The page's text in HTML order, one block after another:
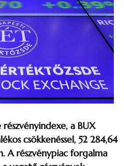
a BUX
csökkenéssel, 52 284,64
A részvénypiac forgalma